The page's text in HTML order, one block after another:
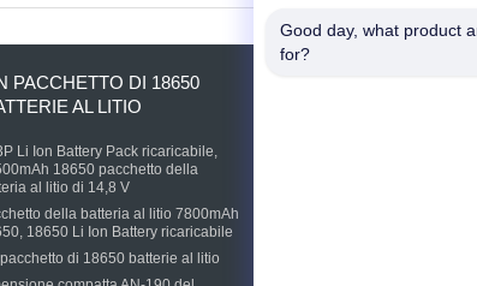
PACCHETTO DI 18650
AL LITIO
Li Ion Battery Pack ricaricabile,
18650 pacchetto della
al litio di 14,8 V
della batteria al litio 7800mAh
18650 Li Ion Battery ricaricabile
di 18650 batterie al litio
Good day, what product
for?